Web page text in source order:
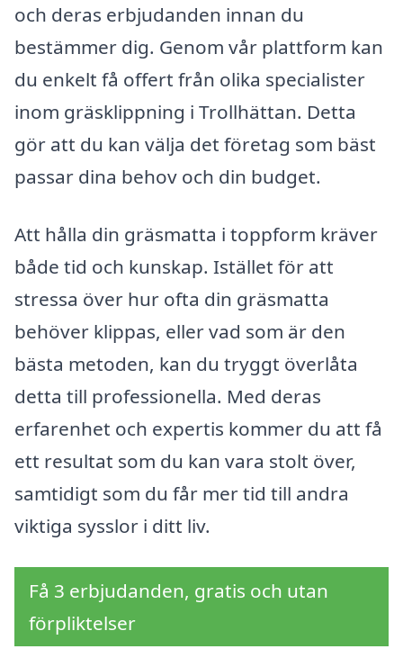
och deras erbjudanden innan du
bestämmer dig. Genom vår plattform kan
du enkelt få offert från olika specialister
inom gräsklippning i Trollhättan. Detta
gör att du kan välja det företag som bäst
passar dina behov och din budget.
Att hålla din gräsmatta i toppform kräver
både tid och kunskap. Istället för att
stressa över hur ofta din gräsmatta
behöver klippas, eller vad som är den
bästa metoden, kan du tryggt överlåta
detta till professionella. Med deras
erfarenhet och expertis kommer du att få
ett resultat som du kan vara stolt över,
samtidigt som du får mer tid till andra
viktiga sysslor i ditt liv.
Få 3 erbjudanden, gratis och utan
förpliktelser